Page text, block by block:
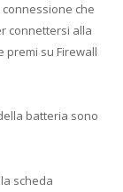
che
connettersi alla
premi su Firewall
batteria sono
scheda